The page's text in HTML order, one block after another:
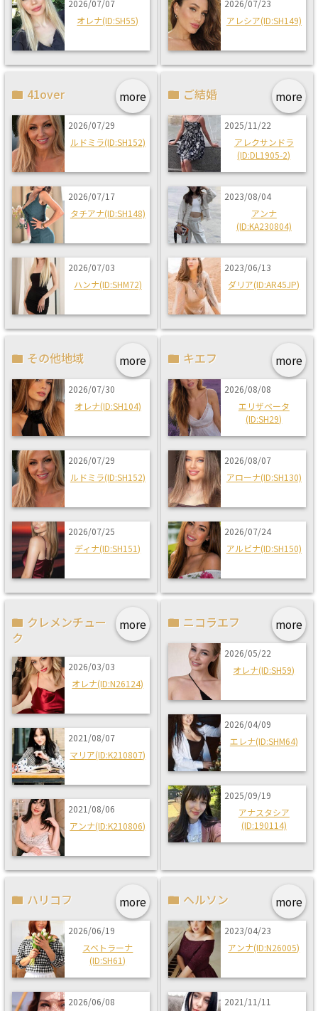
2026/07/07
オレナ(ID:SH55)
2026/07/23
アレシア(ID:SH149)
more
41over
2026/07/29
ルドミラ(ID:SH152)
2026/07/17
タチアナ(ID:SH148)
2026/07/03
ハンナ(ID:SHM72)
more
ご結婚
2025/11/22
アレクサンドラ
(ID:DL1905-2)
2023/08/04
アンナ
(ID:KA230804)
2023/06/13
ダリア(ID:AR45JP)
more
その他地域
2026/07/30
オレナ(ID:SH104)
2026/07/29
ルドミラ(ID:SH152)
2026/07/25
ディナ(ID:SH151)
more
キエフ
2026/08/08
エリザベータ
(ID:SH29)
2026/08/07
アローナ(ID:SH130)
2026/07/24
アルビナ(ID:SH150)
more
クレメンチュー
ク
2026/03/03
オレナ(ID:N26124)
2021/08/07
マリア(ID:K210807)
2021/08/06
アンナ(ID:K210806)
more
ニコラエフ
2026/05/22
オレナ(ID:SH59)
2026/04/09
エレナ(ID:SHM64)
2025/09/19
アナスタシア
(ID:190114)
more
ハリコフ
2026/06/19
スベトラーナ
(ID:SH61)
2026/06/08
more
ヘルソン
2023/04/23
アンナ(ID:N26005)
2021/11/11